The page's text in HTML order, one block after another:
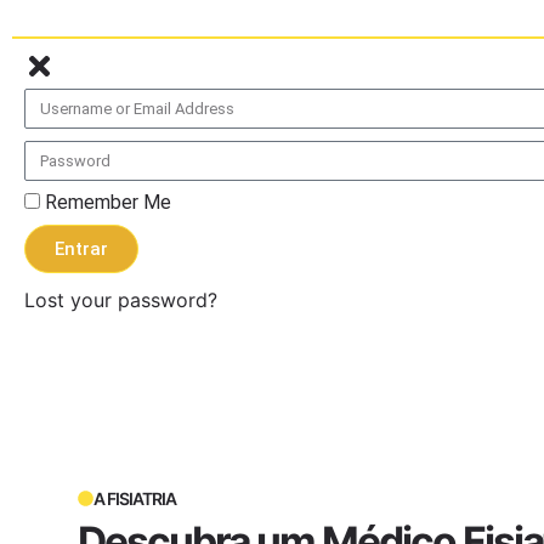
Remember Me
Entrar
Lost your password?
A FISIATRIA